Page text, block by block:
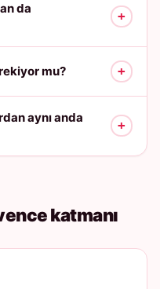
da
+
mu? +
aynı anda
+
katmanı